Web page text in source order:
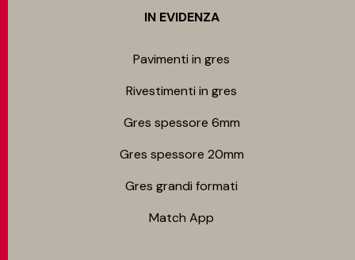
IN EVIDENZA
Pavimenti in gres
Rivestimenti in gres
Gres spessore 6mm
Gres spessore 20mm
Gres grandi formati
Match App